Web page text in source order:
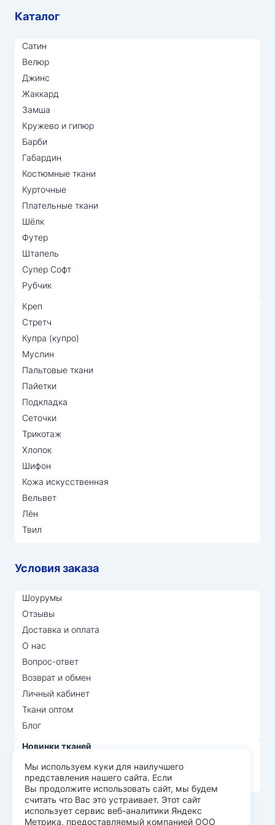
Каталог
Сатин
Велюр
Джинс
Жаккард
Замша
Кружево и гипюр
Барби
Габардин
Костюмные ткани
Курточные
Плательные ткани
Шёлк
Футер
Штапель
Супер Софт
Рубчик
Креп
Стретч
Купра (купро)
Муслин
Пальтовые ткани
Пайетки
Подкладка
Сеточки
Трикотаж
Хлопок
Шифон
Кожа искусственная
Вельвет
Лён
Твил
Условия заказа
Шоурумы
Отзывы
Доставка и оплата
О нас
Вопрос-ответ
Возврат и обмен
Личный кабинет
Ткани оптом
Блог
Новинки тканей
Распродажа тканей
Лидеры продаж
© Арт Текс — продажа тканей оптом, 2026
Мы используем куки для наилучшего
представления нашего сайта. Если
Вы продолжите использовать сайт, мы будем
считать что Вас это устраивает. Этот сайт
использует сервис веб-аналитики Яндекс
Метрика, предоставляемый компанией ООО